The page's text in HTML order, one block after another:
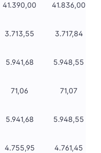
41.390,00 41.836,00
3.713,55 3.717,84
5.941,68 5.948,55
71,06 71,07
5.941,68 5.948,55
4.755,95 4.761,45